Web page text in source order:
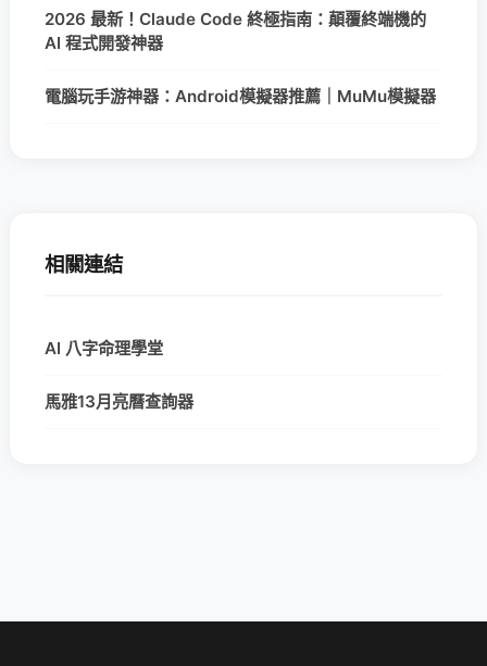
2026 最新！Claude Code 終極指南：顛覆終端機的
AI 程式開發神器
電腦玩手游神器：Android模擬器推薦｜MuMu模擬器
相關連結
AI 八字命理學堂
馬雅13月亮曆查詢器